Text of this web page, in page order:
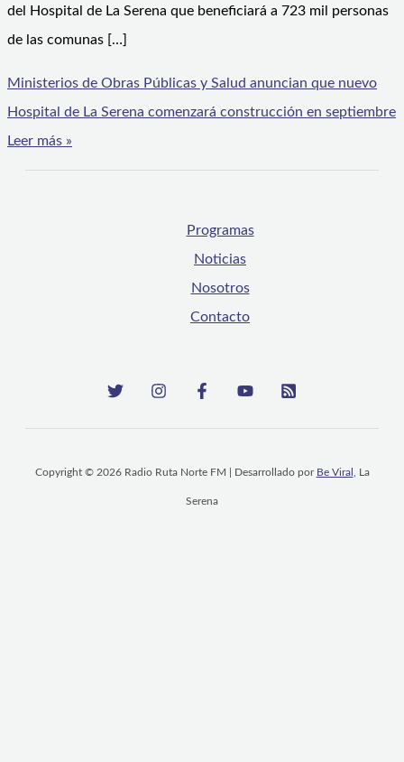
del Hospital de La Serena que beneficiará a 723 mil personas
de las comunas […]
Ministerios de Obras Públicas y Salud anuncian que nuevo
Hospital de La Serena comenzará construcción en septiembre
Leer más »
Programas
Noticias
Nosotros
Contacto
Copyright © 2026 Radio Ruta Norte FM | Desarrollado por Be Viral , La
Serena